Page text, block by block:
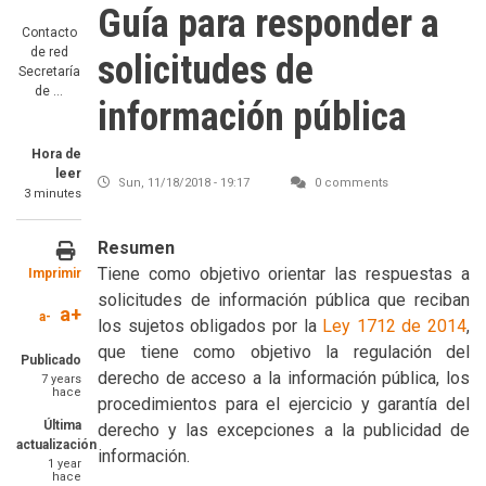
Contacto
de red
Secretaría
de …
Hora de
leer
3 minutes
Imprimir
a- a+
Publicado
7 years
hace
Última
actualización
1 year
hace
Guía para responder a
solicitudes de
información pública
Sun, 11/18/2018 - 19:17 0 comments
Resumen
Tiene como objetivo orientar las respuestas a
solicitudes de información pública que reciban
los sujetos obligados por la Ley 1712 de 2014,
que tiene como objetivo la regulación del
derecho de acceso a la información pública, los
procedimientos para el ejercicio y garantía del
derecho y las excepciones a la publicidad de
información.